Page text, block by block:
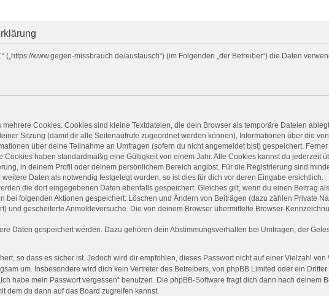
(„https://www.gegen-missbrauch.de/austausch“) (im Folgenden „der Betreiber“) die Daten
Cookies. Cookies sind kleine Textdateien, die dein Browser als temporäre Dateien
Sitzung (damit dir alle Seitenaufrufe zugeordnet werden können), Informationen über die
über deine Teilnahme an Umfragen (sofern du nicht angemeldet bist) gespeichert.
haben standardmäßig eine Gültigkeit von einem Jahr. Alle Cookies kannst du jederzeit
in deinem Profil oder deinem persönlichem Bereich angibst. Für die Registrierung sind
Daten als notwendig festgelegt wurden, so ist dies für dich vor deren Eingabe ersichtlich.
die dort eingegebenen Daten ebenfalls gespeichert. Gleiches gilt, wenn du einen Beitrag
bei folgenden Aktionen gespeichert: Löschen und Ändern von Beiträgen (dazu zählen Private
und gescheiterte Anmeldeversuche. Die von deinem Browser übermittelte Browser-
Daten gespeichert werden. Dazu gehören dein Abstimmungsverhalten bei Umfragen, der
so dass es sicher ist. Jedoch wird dir empfohlen, dieses Passwort nicht auf einer Vielzahl
um. Insbesondere wird dich kein Vertreter des Betreibers, von phpBB Limited oder ein
habe mein Passwort vergessen“ benutzen. Die phpBB-Software fragt dich dann nach deinem
dem du dann auf das Board zugreifen kannst.